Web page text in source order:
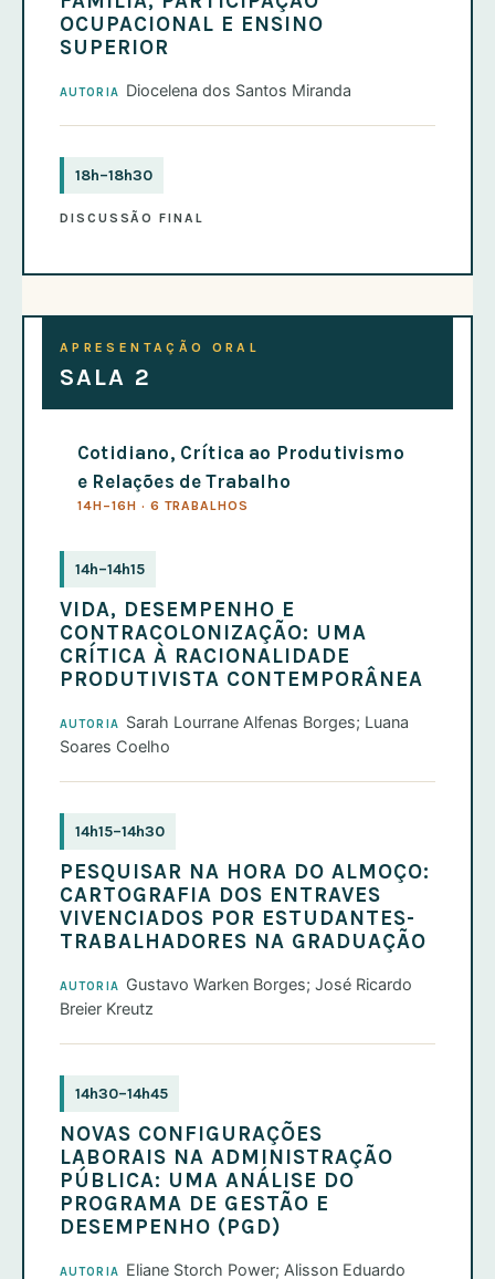
OCUPACIONAL E ENSINO
SUPERIOR
AUTORIA Diocelena dos Santos Miranda
18h–18h30
DISCUSSÃO FINAL
APRESENTAÇÃO ORAL
SALA 2
Cotidiano, Crítica ao Produtivismo
e Relações de Trabalho
14H–16H · 6 TRABALHOS
14h–14h15
VIDA, DESEMPENHO E
CONTRACOLONIZAÇÃO: UMA
CRÍTICA À RACIONALIDADE
PRODUTIVISTA CONTEMPORÂNEA
AUTORIA
Sarah Lourrane Alfenas Borges; Luana
Soares Coelho
14h15–14h30
PESQUISAR NA HORA DO ALMOÇO:
CARTOGRAFIA DOS ENTRAVES
VIVENCIADOS POR ESTUDANTES-
TRABALHADORES NA GRADUAÇÃO
AUTORIA
Gustavo Warken Borges; José Ricardo
Breier Kreutz
14h30–14h45
NOVAS CONFIGURAÇÕES
LABORAIS NA ADMINISTRAÇÃO
PÚBLICA: UMA ANÁLISE DO
PROGRAMA DE GESTÃO E
DESEMPENHO (PGD)
AUTORIA Eliane Storch Power; Alisson Eduardo